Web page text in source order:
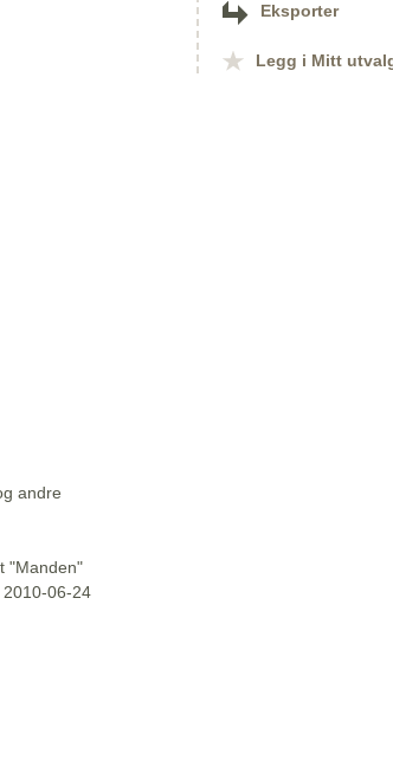
andre
"Manden"
2010-06-24
Eksporter
Legg i Mitt